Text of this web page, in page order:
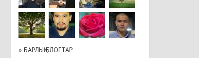
» БАРЛЫҚ БЛОГТАР